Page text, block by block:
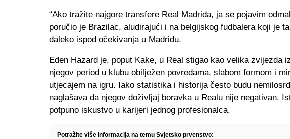
“Ako tražite najgore transfere Real Madrida, ja se pojavim
poručio je Brazilac, aludirajući i na belgijskog fudbalera koji je
daleko ispod očekivanja u Madridu.
Eden Hazard je, poput Kake, u Real stigao kao velika zvijezda
njegov period u klubu obilježen povredama, slabom formom i
utjecajem na igru. Iako statistika i historija često budu
naglašava da njegov doživljaj boravka u Realu nije negativan.
potpuno iskustvo u karijeri jednog profesionalca.
Potražite više informacija na temu Svjetsko prvenstvo: